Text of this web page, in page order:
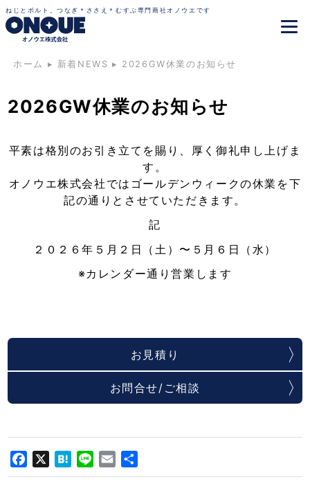
ねじとボルト。つなぎ＊ささえ＊むすぶ専門商社オノウエです
ホーム ▸ 新着NEWS ▸ 2026GW休業のお知らせ
2026GW休業のお知らせ
平素は格別のお引き立てを賜り、厚く御礼申し上げま
す。
オノウエ株式会社ではゴールデンウィークの休業を下
記の通りとさせていただきます。
記
２０２６年５月２日（土）〜５月６日（水）
※カレンダー通り営業します
お見積り
お問合せ/ご相談
FacebookHatena
Line Email
有